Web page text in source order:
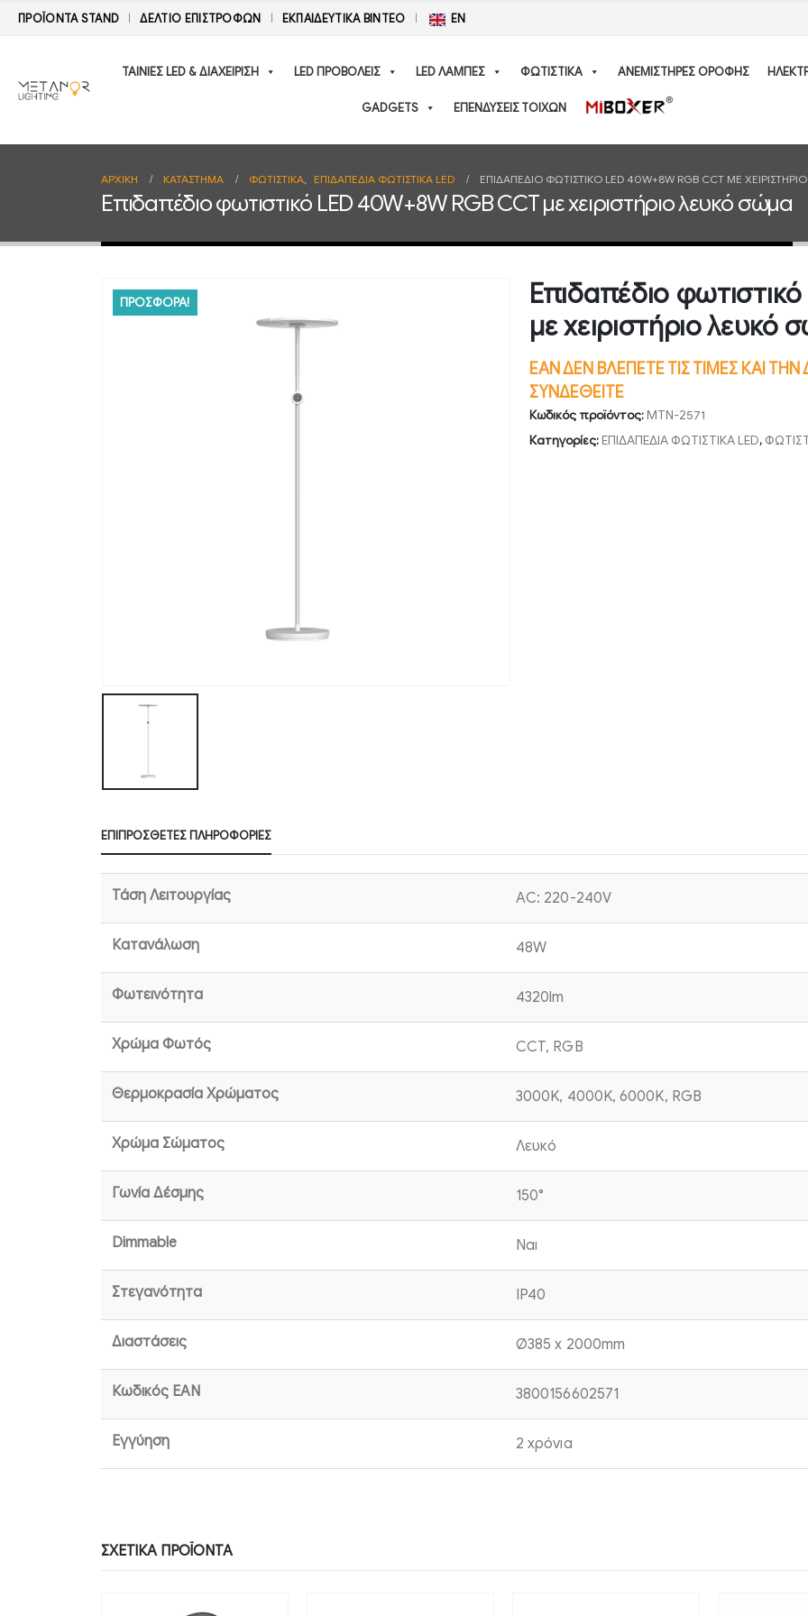
ΠΡΟΪΟΝΤΑ STAND ΔΕΛΤΊΟ ΕΠΙΣΤΡΟΦΏΝ ΕΚΠΑΙΔΕΥΤΙΚΑ ΒΙΝΤΕΟ EN
ΤΑΙΝΙΕΣ LED & ΔΙΑΧΕΙΡΙΣΗ LED ΠΡΟΒΟΛΕΙΣ LED ΛΑΜΠΕΣ ΦΩΤΙΣΤΙΚΑ ΑΝΕΜΙΣΤΗΡΕΣ ΟΡΟΦΗΣ
GADGETS ΕΠΕΝΔΥΣΕΙΣ ΤΟΙΧΩΝ
ΑΡΧΙΚΉ ΚΑΤΆΣΤΗΜΑ ΦΩΤΙΣΤΙΚΑ, ΕΠΙΔΑΠΕΔΙΑ ΦΩΤΙΣΤΙΚΑ LED ΕΠΙΔΑΠΈΔΙΟ ΦΩΤΙΣΤΙΚΌ LED 40W+8W RGB CCT ΜΕ
Επιδαπέδιο φωτιστικό LED 40W+8W RGB CCT με χειριστήριο λευκό σώμα
ΠΡΟΣΦΟΡΑ!
Επιδαπέδιο
με χειριστήριο λευκό
ΕΑΝ ΔΕΝ ΒΛΕΠΕΤΕ ΤΙΣ ΤΙΜΕΣ ΚΑΙ
ΣΥΝΔΕΘΕΙΤΕ
Κωδικός προϊόντος:MTN-2571
Κατηγορίες:ΕΠΙΔΑΠΕΔΙΑ ΦΩΤΙΣΤΙΚΑ LED,
ΕΠΙΠΡΌΣΘΕΤΕΣ ΠΛΗΡΟΦΟΡΊΕΣ
Τάση Λειτουργίας AC: 220-240V
Κατανάλωση 48W
Φωτεινότητα 4320lm
Χρώμα Φωτός CCT, RGB
Θερμοκρασία Χρώματος 3000K, 4000K, 6000K, RGB
Χρώμα Σώματος Λευκό
Γωνία Δέσμης 150°
Dimmable Ναι
Στεγανότητα IP40
Διαστάσεις Ø385 x 2000mm
Κωδικός EAN 3800156602571
Εγγύηση 2 χρόνια
ΣΧΕΤΙΚΆ ΠΡΟΪΌΝΤΑ